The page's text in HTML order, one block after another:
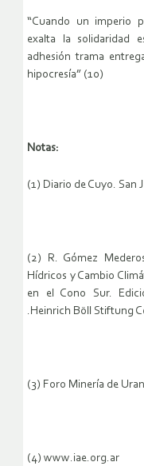
“Cuando un imperio
exalta la solidaridad
adhesión trama
hipocresía” (10)
Notas:
(1) Diario de Cuyo. San
(2) R. Gómez
Hídricos y Cambio
en el Cono Sur.
.Heinrich Böll Stiftung
(3) Foro Minería de
(4) www.iae.org.ar